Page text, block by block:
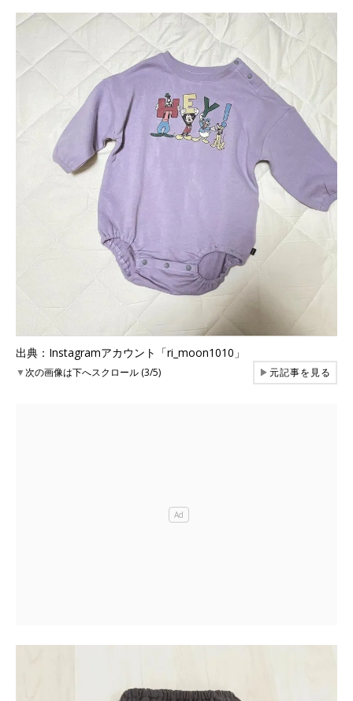
出典：Instagramアカウント「ri_moon1010」
▼次の画像は下へスクロール (3/5) ▶元記事を見る